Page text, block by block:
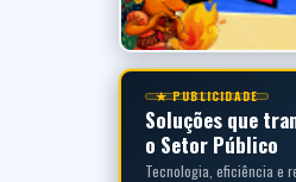
★ PUBLICIDADE
Soluções que
o Setor Público
Tecnologia, eficiência e